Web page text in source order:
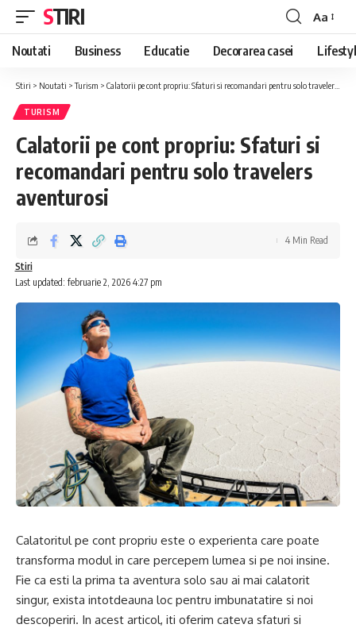
STIRI
Font
Resizer
Aa
Noutati Business Educatie Decorarea casei
Stiri > Noutati >Turism > Calatorii pe cont propriu: Sfaturi si recomandari pentru solo travelers aventurosi
TURISM
Calatorii pe cont propriu: Sfaturi si
recomandari pentru solo travelers
aventurosi
Last updated: februarie 2, 2026 4:27 pm
Stiri
4 Min Read
Calatoritul pe cont propriu este o experienta care poate
transforma modul in care percepem lumea si pe noi insine.
Fie ca esti la prima ta aventura solo sau ai mai calatorit
singur, exista intotdeauna loc pentru imbunatatire si noi
descoperiri. In acest articol, iti oferim cateva sfaturi si